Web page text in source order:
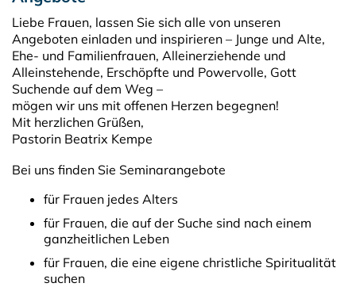
Liebe Frauen, lassen Sie sich alle von unseren
Angeboten einladen und inspirieren – Junge und Alte,
Ehe- und Familienfrauen, Alleinerziehende und
Alleinstehende, Erschöpfte und Powervolle, Gott
Suchende auf dem Weg –
mögen wir uns mit offenen Herzen begegnen!
Mit herzlichen Grüßen,
Pastorin Beatrix Kempe
Bei uns finden Sie Seminarangebote
für Frauen jedes Alters
für Frauen, die auf der Suche sind nach einem
ganzheitlichen Leben
für Frauen, die eine eigene christliche Spiritualität
suchen